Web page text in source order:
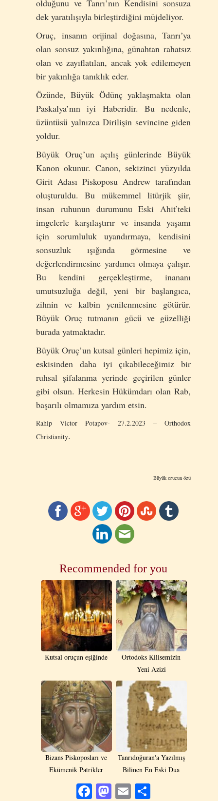
olduğunu ve Tanrı’nın Kendisini sonsuza
dek yaratılışıyla birleştirdiğini müjdeliyor.
Oruç, insanın orijinal doğasına, Tanrı’ya
olan sonsuz yakınlığına, günahtan rahatsız
olan ve zayıflatılan, ancak yok edilemeyen
bir yakınlığa tanıklık eder.
Özünde, Büyük Ödünç yaklaşmakta olan
Paskalya’nın iyi Haberidir. Bu nedenle,
üzüntüsü yalnızca Dirilişin sevincine giden
yoldur.
Büyük Oruç’un açılış günlerinde Büyük
Kanon okunur. Canon, sekizinci yüzyılda
Girit Adası Piskoposu Andrew tarafından
oluşturuldu. Bu mükemmel litürjik şiir,
insan ruhunun durumunu Eski Ahit’teki
imgelerle karşılaştırır ve insanda yaşamı
için sorumluluk uyandırmaya, kendisini
sonsuzluk ışığında görmesine ve
değerlendirmesine yardımcı olmaya çalışır.
Bu kendini gerçekleştirme, inananı
umutsuzluğa değil, yeni bir başlangıca,
zihnin ve kalbin yenilenmesine götürür.
Büyük Oruç tutmanın gücü ve güzelliği
burada yatmaktadır.
Büyük Oruç’un kutsal günleri hepimiz için,
eskisinden daha iyi çıkabileceğimiz bir
ruhsal şifalanma yerinde geçirilen günler
gibi olsun. Herkesin Hükümdarı olan Rab,
başarılı olmamıza yardım etsin.
Rahip Victor Potapov- 27.2.2023 – Orthodox
Christianity.
Büyük orucun özü
Recommended for you
Kutsal oruçun eşiğinde
Ortodoks Kilisemizin
Yeni Azizi
Bizans Piskoposları ve
Ekümenik Patrikler
Tanrıdoğuran'a Yazılmış
Bilinen En Eski Dua
Facebook
Mastodon
Email